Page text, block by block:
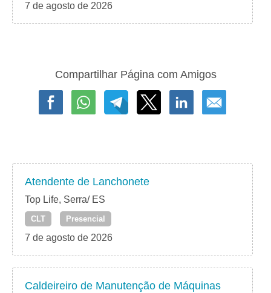
7 de agosto de 2026
Compartilhar Página com Amigos
Atendente de Lanchonete
Top Life, Serra/ ES
CLT Presencial
7 de agosto de 2026
Caldeireiro de Manutenção de Máquinas